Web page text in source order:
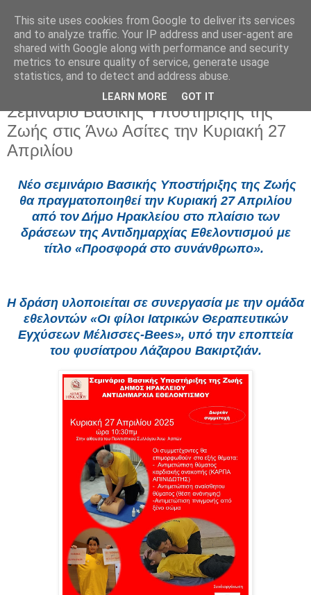
Παρασκευή 25 Απριλίου 2025
Σεμινάριο Βασικής Υποστήριξης της
Ζωής στις Άνω Ασίτες την Κυριακή 27
Απριλίου
Νέο σεμινάριο Βασικής Υποστήριξης της Ζωής
θα πραγματοποιηθεί την Κυριακή 27 Απριλίου
από τον Δήμο Ηρακλείου στο πλαίσιο των
δράσεων της Αντιδημαρχίας Εθελοντισμού με
τίτλο «Προσφορά στο συνάνθρωπο».
Η δράση υλοποιείται σε συνεργασία με την ομάδα
εθελοντών «Οι φίλοι Ιατρικών Θεραπευτικών
Εγχύσεων Μέλισσες-Bees», υπό την εποπτεία
του φυσίατρου Λάζαρου Βακιρτζιάν.
This site uses cookies from Google to deliver its services
and to analyze traffic. Your IP address and user-agent are
shared with Google along with performance and security
metrics to ensure quality of service, generate usage
statistics, and to detect and address abuse.
LEARN MORE GOT IT